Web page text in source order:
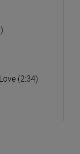
(2:34)